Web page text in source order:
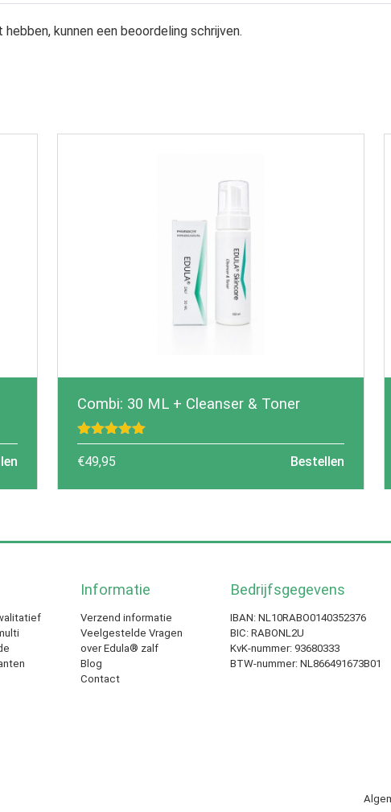
kunnen een beoordeling schrijven.
Combi: 30 ML + Cleanser & Toner
Gewaardeerd
5.00 uit 5
€49,95 Bestellen
Informatie
Verzend informatie
Veelgestelde Vragen
over Edula® zalf
Blog
Contact
Bedrijfsgegevens
IBAN: NL10RABO0140352376
BIC: RABONL2U
KvK-nummer: 93680333
BTW-nummer: NL866491673B01